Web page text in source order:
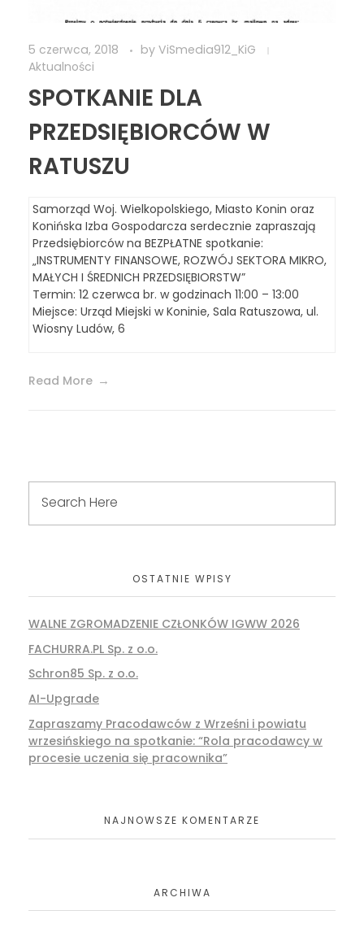
5 czerwca, 2018 by ViSmedia912_KiG
Aktualności
SPOTKANIE DLA
PRZEDSIĘBIORCÓW W
RATUSZU
Samorząd Woj. Wielkopolskiego, Miasto Konin oraz
Konińska Izba Gospodarcza serdecznie zapraszają
Przedsiębiorców na BEZPŁATNE spotkanie:
„INSTRUMENTY FINANSOWE, ROZWÓJ SEKTORA MIKRO,
MAŁYCH I ŚREDNICH PRZEDSIĘBIORSTW”
Termin: 12 czerwca br. w godzinach 11:00 – 13:00
Miejsce: Urząd Miejski w Koninie, Sala Ratuszowa, ul.
Wiosny Ludów, 6
Read More
OSTATNIE WPISY
WALNE ZGROMADZENIE CZŁONKÓW IGWW 2026
FACHURRA.PL Sp. z o.o.
Schron85 Sp. z o.o.
AI-Upgrade
Zapraszamy Pracodawców z Wrześni i powiatu
wrzesińskiego na spotkanie: “Rola pracodawcy w
procesie uczenia się pracownika”
NAJNOWSZE KOMENTARZE
ARCHIWA